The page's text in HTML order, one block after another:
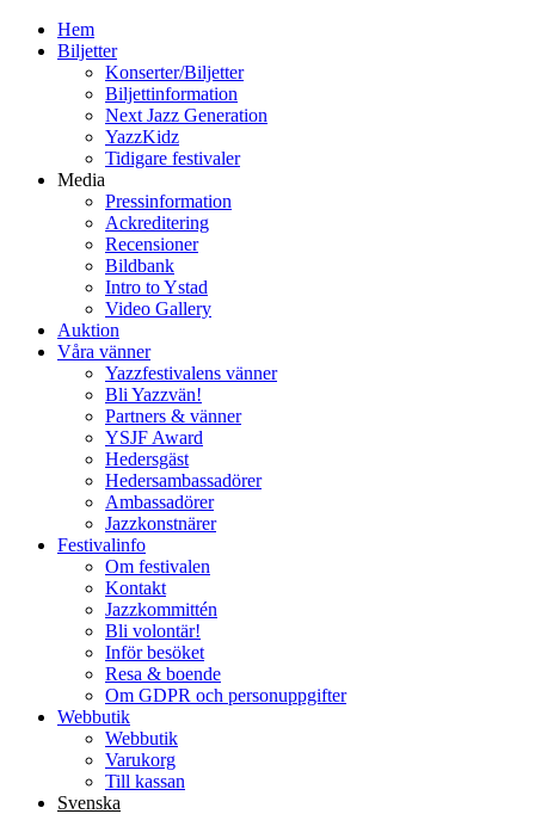
Hem
Biljetter
Konserter/Biljetter
Biljettinformation
Next Jazz Generation
YazzKidz
Tidigare festivaler
Media
Pressinformation
Ackreditering
Recensioner
Bildbank
Intro to Ystad
Video Gallery
Auktion
Våra vänner
Yazzfestivalens vänner
Bli Yazzvän!
Partners & vänner
YSJF Award
Hedersgäst
Hedersambassadörer
Ambassadörer
Jazzkonstnärer
Festivalinfo
Om festivalen
Kontakt
Jazzkommittén
Bli volontär!
Inför besöket
Resa & boende
Om GDPR och personuppgifter
Webbutik
Webbutik
Varukorg
Till kassan
Svenska